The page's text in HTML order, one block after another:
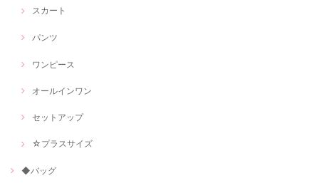
スカート
パンツ
ワンピース
オールインワン
セットアップ
☆プラスサイズ
◆バッグ